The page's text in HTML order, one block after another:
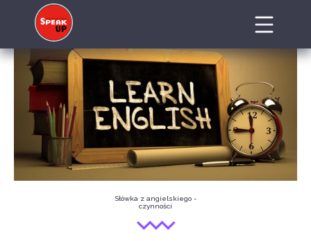
Słówka z angielskiego -
czynności